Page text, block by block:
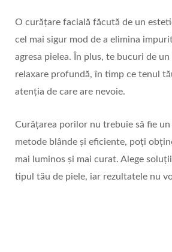
O curățare facială făcută de un
cel mai sigur mod de a elimina
agresa pielea. În plus, te bucuri de
relaxare profundă, în timp ce tenul
atenția de care are nevoie.
Curățarea porilor nu trebuie să fie un
metode blânde și eficiente, poți
mai luminos și mai curat. Alege
tipul tău de piele, iar rezultatele nu